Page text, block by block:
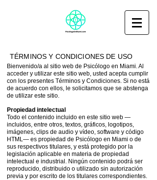
TÉRMINOS Y CONDICIONES DE USO
Bienvenido/a al sitio web de Psicólogo en Miami. Al
acceder y utilizar este sitio web, usted acepta cumplir
con los presentes Términos y Condiciones. Si no está
de acuerdo con ellos, le solicitamos que se abstenga
de utilizar este sitio.
Propiedad intelectual
Todo el contenido incluido en este sitio web —
incluidos, entre otros, textos, gráficos, logotipos,
imágenes, clips de audio y vídeo, software y código
HTML— es propiedad de Psicólogo en Miami o de
sus respectivos titulares, y está protegido por la
legislación aplicable en materia de propiedad
intelectual e industrial. Ningún contenido podrá ser
reproducido, distribuido o utilizado sin autorización
previa y por escrito de los titulares correspondientes.